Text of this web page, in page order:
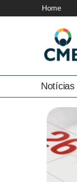
Home
Notícias